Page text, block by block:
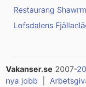
Restaurang
Lofsdalens
Vakanser.se 2007-
nya jobb